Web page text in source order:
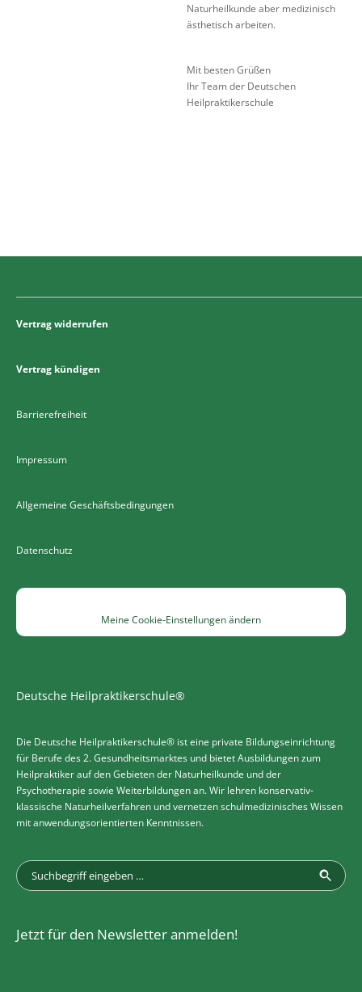
Naturheilkunde aber medizinisch
ästhetisch arbeiten.
Mit besten Grüßen
Ihr Team der Deutschen
Heilpraktikerschule
Vertrag widerrufen
Vertrag kündigen
Barrierefreiheit
Impressum
Allgemeine Geschäftsbedingungen
Datenschutz
Meine Cookie-Einstellungen ändern
Deutsche Heilpraktikerschule®
Die Deutsche Heilpraktikerschule® ist eine private Bildungseinrichtung
für Berufe des 2. Gesundheitsmarktes und bietet Ausbildungen zum
Heilpraktiker auf den Gebieten der Naturheilkunde und der
Psychotherapie sowie Weiterbildungen an. Wir lehren konservativ-
klassische Naturheilverfahren und vernetzen schulmedizinisches Wissen
mit anwendungsorientierten Kenntnissen.
Jetzt für den Newsletter anmelden!